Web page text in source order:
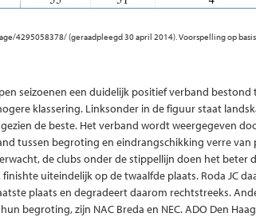
4295058378/(geraadpleegd 30 april 2014). Voorspelling op
seizoenen een duidelijk positief verband
klassering. Linksonder in de figuur staat
de beste. Het verband wordt weergegeven
tussen begroting en eindrangschikking verre van
de clubs onder de stippellijn doen het beter
uiteindelijk op de twaalfde plaats. Roda JC
plaats en degradeert daarom rechtstreeks.
begroting, zijn NAC Breda en NEC. ADO Den